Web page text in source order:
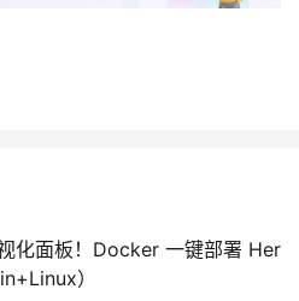
化面板！Docker 一键部署 Her
）